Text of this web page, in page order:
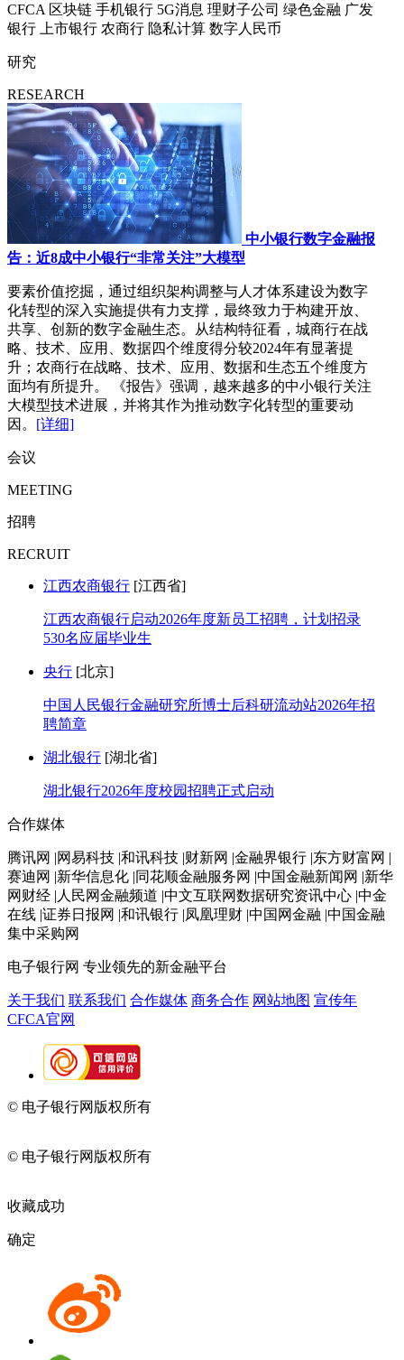
CFCA 区块链 手机银行 5G消息 理财子公司 绿色金融 广发
银行
上市银行 农商行 隐私计算 数字人民币
研究
RESEARCH
中小银行数字金融报
告：近8成中小银行“非常关注”大模型
要素价值挖掘，通过组织架构调整与人才体系建设为数字
化转型的深入实施提供有力支撑，最终致力于构建开放、
共享、创新的数字金融生态。从结构特征看，城商行在战
略、技术、应用、数据四个维度得分较2024年有显著提
升；农商行在战略、技术、应用、数据和生态五个维度方
面均有所提升。 《报告》强调，越来越多的中小银行关注
大模型技术进展，并将其作为推动数字化转型的重要动
因。 [详细]
会议
MEETING
招聘
RECRUIT
江西农商银行 [江西省]
江西农商银行启动2026年度新员工招聘，计划招录
530名应届毕业生
央行 [北京]
中国人民银行金融研究所博士后科研流动站2026年招
聘简章
湖北银行 [湖北省]
湖北银行2026年度校园招聘正式启动
合作媒体
腾讯网 |网易科技 |和讯科技 |财新网 |金融界银行 |东方财富网 |
赛迪网 |新华信息化 |同花顺金融服务网 |中国金融新闻网 |新华
网财经 |人民网金融频道 |中文互联网数据研究资讯中心 |中金
在线 |证券日报网 |和讯银行 |凤凰理财 |中国网金融 |中国金融
集中采购网
电子银行网 专业领先的新金融平台
关于我们 联系我们 合作媒体 商务合作 网站地图 宣传年
CFCA官网
© 电子银行网版权所有
© 电子银行网版权所有
收藏成功
确定